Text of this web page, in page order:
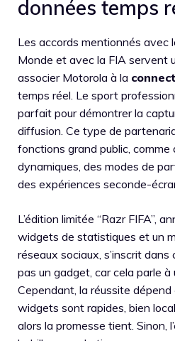
données temps
Les accords mentionnés avec
Monde et avec la FIA servent
associer Motorola à la
temps réel. Le sport
parfait pour démontrer la
diffusion. Ce type de
fonctions grand public,
dynamiques, des modes de
des expériences seconde-
L’édition limitée “Razr FIFA”,
widgets de statistiques et un
réseaux sociaux, s’inscrit dans
pas un gadget, car cela parle à
Cependant, la réussite dépend
widgets sont rapides, bien
alors la promesse tient. Sinon,